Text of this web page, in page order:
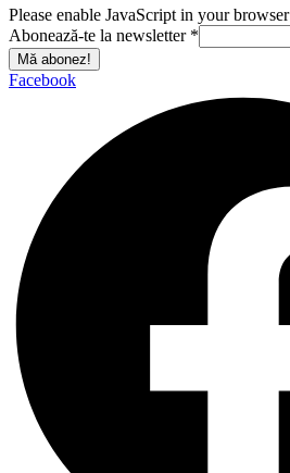
Please enable JavaScript in your
Abonează-te la newsletter *
Mă abonez!
Facebook